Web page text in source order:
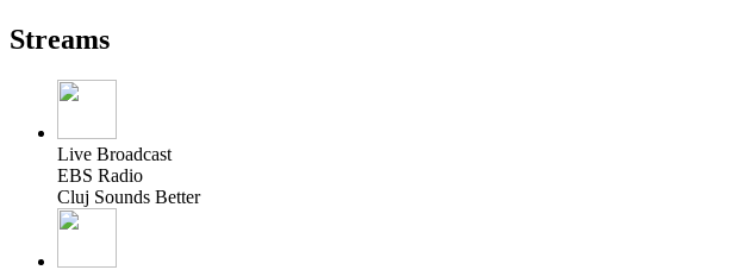
Streams
Live Broadcast
EBS Radio
Cluj Sounds Better